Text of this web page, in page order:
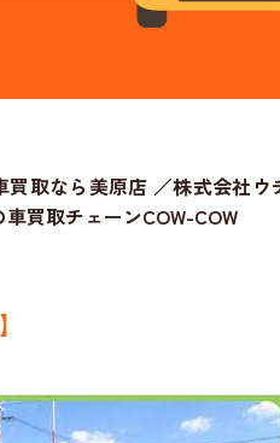
買取なら美原店 ／株式会社
車買取チェーンCOW-COW